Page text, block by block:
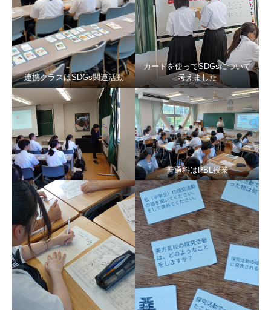
連携クラスはSDGs関連活動
カードを使ってSDGsについて
考えました
普通科はPBL授業